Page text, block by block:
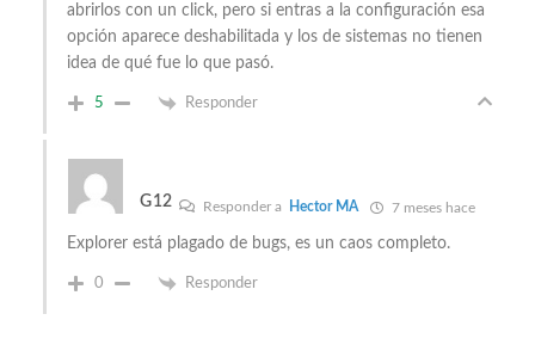
abrirlos con un click, pero si entras a la configuración esa
opción aparece deshabilitada y los de sistemas no tienen
idea de qué fue lo que pasó.
5 Responder
G12 Responder a Hector MA 7 meses hace
Explorer está plagado de bugs, es un caos completo.
0 Responder